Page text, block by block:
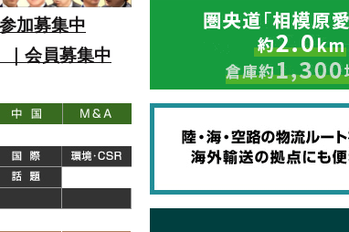
加募集中
会員募集中